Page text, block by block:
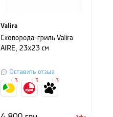
Valira
Сковорода-гриль Valira
AIRE, 23x23 см
Оставить отзыв
3 3 3